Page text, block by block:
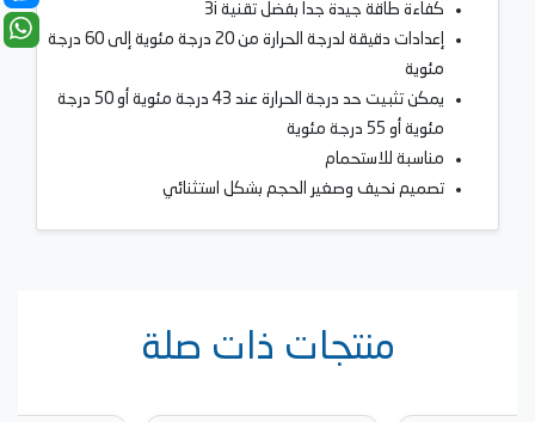
كفاءة طاقة جيدة جدا بفضل تقنية 3i
إعدادات دقيقة لدرجة الحرارة من 20 درجة مئوية إلى 60 درجة
مئوية
يمكن تثبيت حد درجة الحرارة عند 43 درجة مئوية أو 50 درجة
مئوية أو 55 درجة مئوية
مناسبة للاستحمام
تصميم نحيف وصغير الحجم بشكل استثنائي
منتجات ذات صلة